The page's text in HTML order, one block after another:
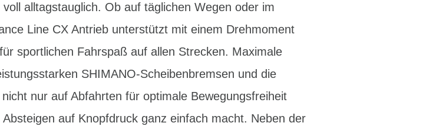
alltagstauglich. Ob auf täglichen Wegen oder im
Line CX Antrieb unterstützt mit einem Drehmoment
sportlichen Fahrspaß auf allen Strecken. Maximale
SHIMANO-Scheibenbremsen und die
nur auf Abfahrten für optimale Bewegungsfreiheit
auf Knopfdruck ganz einfach macht. Neben der